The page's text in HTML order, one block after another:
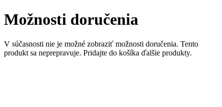
Možnosti doručenia
V súčasnosti nie je možné zobraziť možnosti doručenia. Tento
produkt sa neprepravuje. Pridajte do košíka ďalšie produkty.